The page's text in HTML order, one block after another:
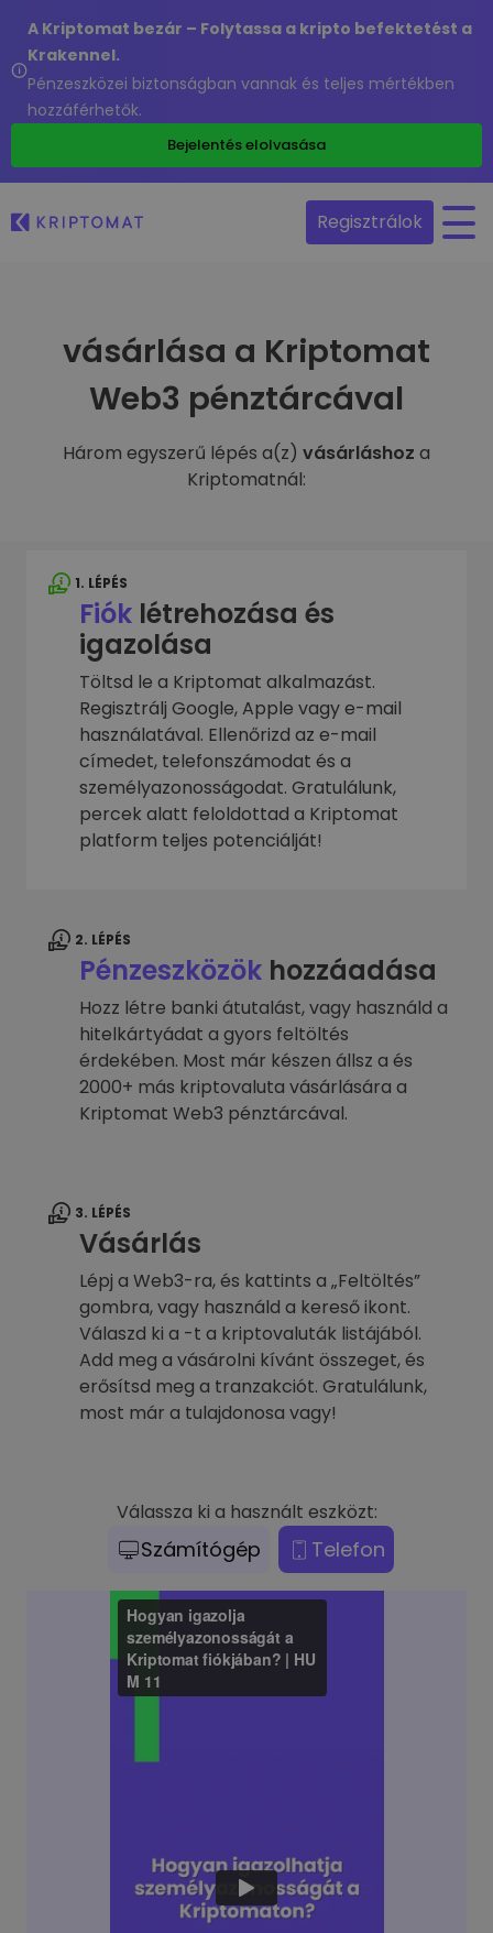
A Kriptomat bezár – Folytassa a kripto befektetést a
Krakennel.
Pénzeszközei biztonságban vannak és teljes mértékben
hozzáférhetők.
Bejelentés elolvasása
Regisztrálok
vásárlása a Kriptomat
Web3 pénztárcával
Három egyszerű lépés a(z) vásárláshoz a
Kriptomatnál:
1. LÉPÉS
Fiók létrehozása és
igazolása
Töltsd le a Kriptomat alkalmazást.
Regisztrálj Google, Apple vagy e-mail
használatával. Ellenőrizd az e-mail
címedet, telefonszámodat és a
személyazonosságodat. Gratulálunk,
percek alatt feloldottad a Kriptomat
platform teljes potenciálját!
2. LÉPÉS
Pénzeszközök hozzáadása
Hozz létre banki átutalást, vagy használd a
hitelkártyádat a gyors feltöltés
érdekében. Most már készen állsz a és
2000+ más kriptovaluta vásárlására a
Kriptomat Web3 pénztárcával.
3. LÉPÉS
Vásárlás
Lépj a Web3-ra, és kattints a „Feltöltés”
gombra, vagy használd a kereső ikont.
Válaszd ki a -t a kriptovaluták listájából.
Add meg a vásárolni kívánt összeget, és
erősítsd meg a tranzakciót. Gratulálunk,
most már a tulajdonosa vagy!
Válassza ki a használt eszközt:
Számítógép Telefon